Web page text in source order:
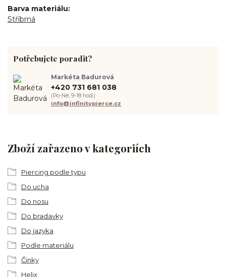
Barva materiálu
Stříbrná
Zboží zařazeno v kategoriích
Piercing podle typu
Do ucha
Do nosu
Do bradavky
Do jazyka
Podle materiálu
Činky
Helix
Potřebujete poradit?
Markéta Badurová
+420 731 681 038
(Po-Ne, 9-18 hod.)
info@infinitypierce.cz